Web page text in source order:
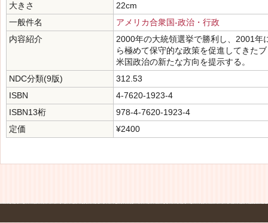
大きさ
22cm
一般件名
アメリカ合衆国-政治・行政
内容紹介
2000年の大統領選挙で勝利し、2001年
ら極めて保守的な政策を促進してきた
米国政治の新たな方向を提示する。
NDC分類(9版)
312.53
ISBN
4-7620-1923-4
ISBN13桁
978-4-7620-1923-4
定価
¥2400